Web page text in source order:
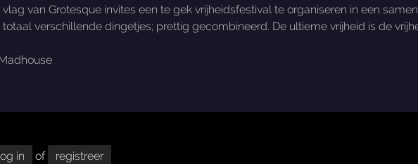
van Grotesque invites een te gek vrijheidsfestival te organiseren in een
verschillende dingetjes; prettig gecombineerd. De ultieme vrijheid is de
in of registreer